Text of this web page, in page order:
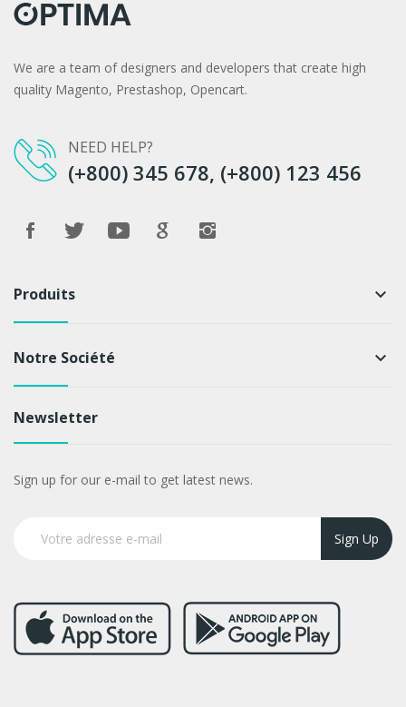
We are a team of designers and developers that create high
quality Magento, Prestashop, Opencart.
NEED HELP?
(+800) 345 678, (+800) 123 456
Produits keyboard_arrow_down
Notre Société keyboard_arrow_down
Newsletter
Sign up for our e-mail to get latest news.
Sign Up